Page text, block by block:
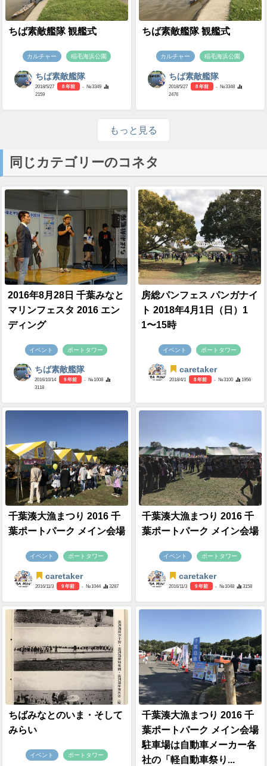
ちば素敵艦隊 観艦式
カルチャー 稲毛海浜公園
ちば素敵艦隊
2018/5/27 8 年前
- №3349
2159
ちば素敵艦隊 観艦式
カルチャー 稲毛海浜公園
ちば素敵艦隊
2018/5/27 8 年前
- №3348
2476
もっと見る
同じカテゴリーのコネタ
2016年8月28日 千葉みなと
マリンフェスタ 2016 エン
ディング
イベント ポートタワー
ちば素敵艦隊
2016/10/14 9 年前
- №1008
3118
房総パンフェス パンガナイ
ト 2018年4月1日（日）1
1〜15時
イベント ポートタワー
caretaker
2018/4/1 8 年前 - №3100 1956
千葉湊大漁まつり 2016 千
葉ポートパーク メイン会場
イベント ポートタワー
caretaker
2016/11/3 9 年前 - №1044 3287
千葉湊大漁まつり 2016 千
葉ポートパーク メイン会場
イベント ポートタワー
caretaker
2016/11/3 9 年前 - №1048 3158
ちばみなとのいま・そして
みらい
イベント ポートタワー
千葉湊大漁まつり 2016 千
葉ポートパーク メイン会場
駐車場は自動車メーカー各
社の「軽自動車祭り...